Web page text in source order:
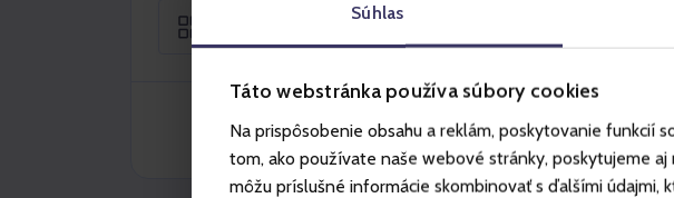
Súhlas
Táto webstránka používa súbory cookies
Na prispôsobenie obsahu a reklám, poskytovanie funkcií
tom, ako používate naše webové stránky, poskytujeme
môžu príslušné informácie skombinovať s ďalšími